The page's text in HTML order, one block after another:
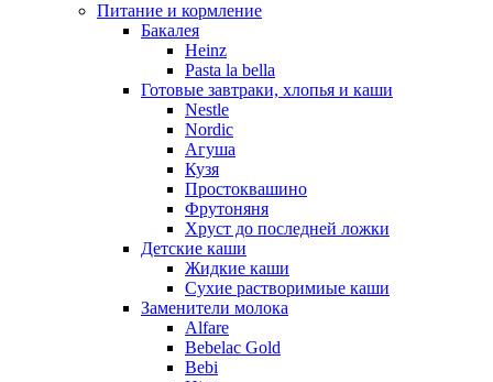
Питание и кормление
Бакалея
Heinz
Pasta la bella
Готовые завтраки, хлопья и каши
Nestle
Nordic
Агуша
Кузя
Простоквашино
Фрутоняня
Хруст до последней ложки
Детские каши
Жидкие каши
Сухие растворимиые каши
Заменители молока
Alfare
Bebelac Gold
Bebi